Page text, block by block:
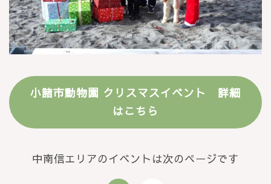
小諸市動物園 クリスマスイベント 詳細
はこちら
中南信エリアのイベントは次のページです